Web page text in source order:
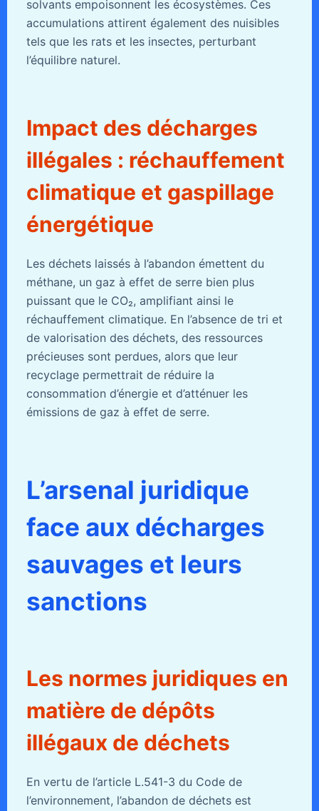
solvants empoisonnent les écosystèmes. Ces
accumulations attirent également des nuisibles
tels que les rats et les insectes, perturbant
l’équilibre naturel.
Impact des décharges
illégales : réchauffement
climatique et gaspillage
énergétique
Les déchets laissés à l’abandon émettent du
méthane, un gaz à effet de serre bien plus
puissant que le CO₂, amplifiant ainsi le
réchauffement climatique. En l’absence de tri et
de valorisation des déchets, des ressources
précieuses sont perdues, alors que leur
recyclage permettrait de réduire la
consommation d’énergie et d’atténuer les
émissions de gaz à effet de serre.
L’arsenal juridique
face aux décharges
sauvages et leurs
sanctions
Les normes juridiques en
matière de dépôts
illégaux de déchets
En vertu de l’article L.541-3 du Code de
l’environnement, l’abandon de déchets est